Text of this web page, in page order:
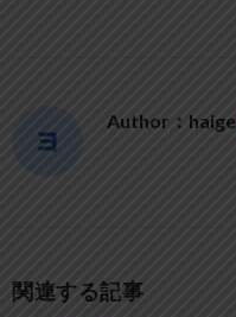
Author：haige
関連する記事